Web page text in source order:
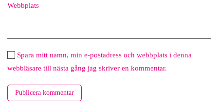
Webbplats
Spara mitt namn, min e-postadress och webbplats i denna
webbläsare till nästa gång jag skriver en kommentar.
Publicera kommentar